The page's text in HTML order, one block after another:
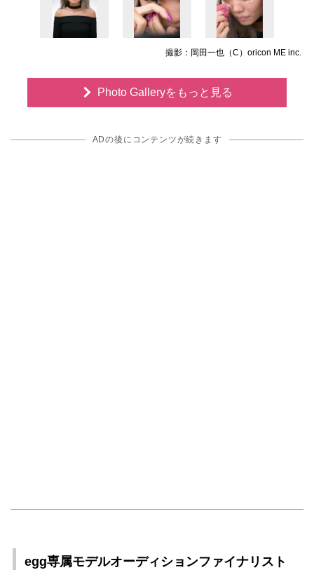
撮影：岡田一也（C）oricon ME inc.
Photo Galleryをもっと見る
ADの後にコンテンツが続きます
egg専属モデルオーディションファイナリスト